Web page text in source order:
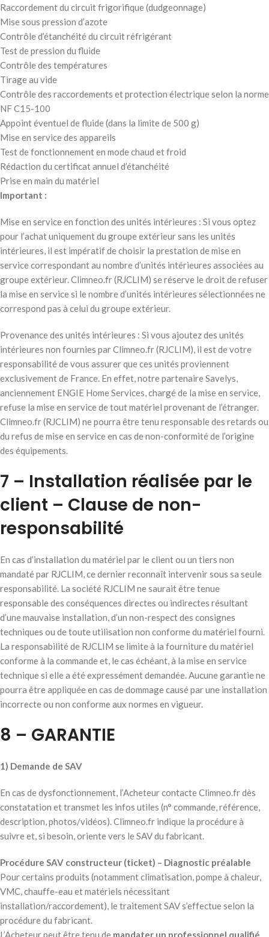
Raccordement du circuit frigorifique (dudgeonnage)
Mise sous pression d’azote
Contrôle d’étanchéité du circuit réfrigérant
Test de pression du fluide
Contrôle des températures
Tirage au vide
Contrôle des raccordements et protection électrique selon la norme
NF C15-100
Appoint éventuel de fluide (dans la limite de 500 g)
Mise en service des appareils
Test de fonctionnement en mode chaud et froid
Rédaction du certificat annuel d’étanchéité
Prise en main du matériel
Important :
Mise en service en fonction des unités intérieures : Si vous optez
pour l’achat uniquement du groupe extérieur sans les unités
intérieures, il est impératif de choisir la prestation de mise en
service correspondant au nombre d’unités intérieures associées au
groupe extérieur. Climneo.fr (RJCLIM) se réserve le droit de refuser
la mise en service si le nombre d’unités intérieures sélectionnées ne
correspond pas à celui du groupe extérieur.
Provenance des unités intérieures : Si vous ajoutez des unités
intérieures non fournies par Climneo.fr (RJCLIM), il est de votre
responsabilité de vous assurer que ces unités proviennent
exclusivement de France. En effet, notre partenaire Savelys,
anciennement ENGIE Home Services, chargé de la mise en service,
refuse la mise en service de tout matériel provenant de l’étranger.
Climneo.fr (RJCLIM) ne pourra être tenu responsable des retards ou
du refus de mise en service en cas de non-conformité de l’origine
des équipements.
7 – Installation réalisée par le
client – Clause de non-
responsabilité
En cas d’installation du matériel par le client ou un tiers non
mandaté par RJCLIM, ce dernier reconnaît intervenir sous sa seule
responsabilité. La société RJCLIM ne saurait être tenue
responsable des conséquences directes ou indirectes résultant
d’une mauvaise installation, d’un non-respect des consignes
techniques ou de toute utilisation non conforme du matériel fourni.
La responsabilité de RJCLIM se limite à la fourniture du matériel
conforme à la commande et, le cas échéant, à la mise en service
technique si elle a été expressément demandée. Aucune garantie ne
pourra être appliquée en cas de dommage causé par une installation
incorrecte ou non conforme aux normes en vigueur.
8 – GARANTIE
1) Demande de SAV
En cas de dysfonctionnement, l’Acheteur contacte Climneo.fr dès
constatation et transmet les infos utiles (n° commande, référence,
description, photos/vidéos). Climneo.fr indique la procédure à
suivre et, si besoin, oriente vers le SAV du fabricant.
Procédure SAV constructeur (ticket) – Diagnostic préalable
Pour certains produits (notamment climatisation, pompe à chaleur,
VMC, chauffe-eau et matériels nécessitant
installation/raccordement), le traitement SAV s’effectue selon la
procédure du fabricant.
L’Acheteur peut être tenu de mandater un professionnel qualifié